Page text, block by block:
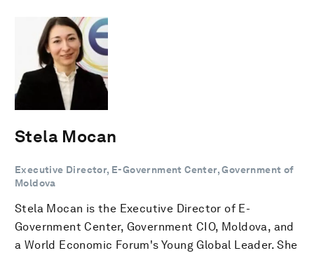
Stela Mocan
Executive Director, E-Government Center, Government of
Moldova
Stela Mocan is the Executive Director of E-
Government Center, Government CIO, Moldova, and
a World Economic Forum's Young Global Leader. She